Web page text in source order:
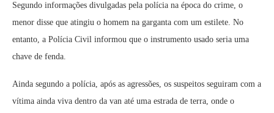
Segundo informações divulgadas pela polícia na época do crime, o
menor disse que atingiu o homem na garganta com um estilete. No
entanto, a Polícia Civil informou que o instrumento usado seria uma
chave de fenda.
Ainda segundo a polícia, após as agressões, os suspeitos seguiram com a
vítima ainda viva dentro da van até uma estrada de terra, onde o